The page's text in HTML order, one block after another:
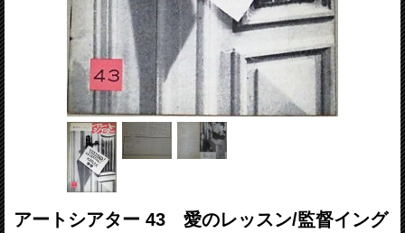
アートシアター 43 愛のレッスン/監督イング